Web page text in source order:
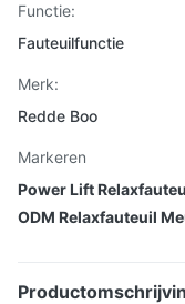
Functie:
Fauteuilfunctie
Merk:
Redde Boo
Markeren
Power Lift
ODM Relaxfauteuil